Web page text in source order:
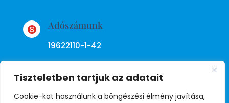
Tiszteletben tartjuk az adatait
Cookie-kat használunk a böngészési élmény javítása,
 Adószámunk
19622110-1-42